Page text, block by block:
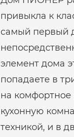
привыкла к
самый первый
элемент дома
попадаете в
на
кухонную
техникой, и в